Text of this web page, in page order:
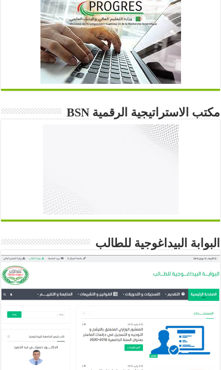
مكتب الاستراتيجية الرقمية BSN
البوابة البيداغوجية للطالب